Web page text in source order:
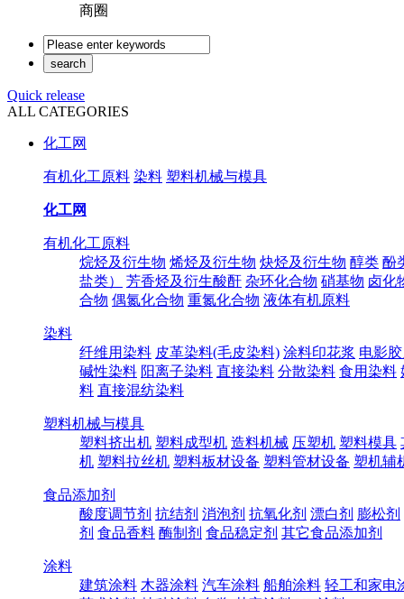
商圈
Quick release
ALL CATEGORIES
化工网
有机化工原料 染料 塑料机械与模具
化工网
有机化工原料
烷烃及衍生物 烯烃及衍生物 炔烃及衍生物 醇类 酚
盐类）
芳香烃及衍生酸酐 杂环化合物 硝基物 卤化
合物 偶氮化合物 重氮化合物 液体有机原料
染料
纤维用染料 皮革染料(毛皮染料) 涂料印花浆 电影
碱性染料 阳离子染料 直接染料 分散染料 食用染料
料 直接混纺染料
塑料机械与模具
塑料挤出机 塑料成型机 造料机械 压塑机 塑料模具
机 塑料拉丝机 塑料板材设备 塑料管材设备 塑机辅
食品添加剂
酸度调节剂 抗结剂 消泡剂 抗氧化剂 漂白剂 膨松剂
剂 食品香料 酶制剂 食品稳定剂 其它食品添加剂
涂料
建筑涂料 木器涂料 汽车涂料 船舶涂料 轻工和家电